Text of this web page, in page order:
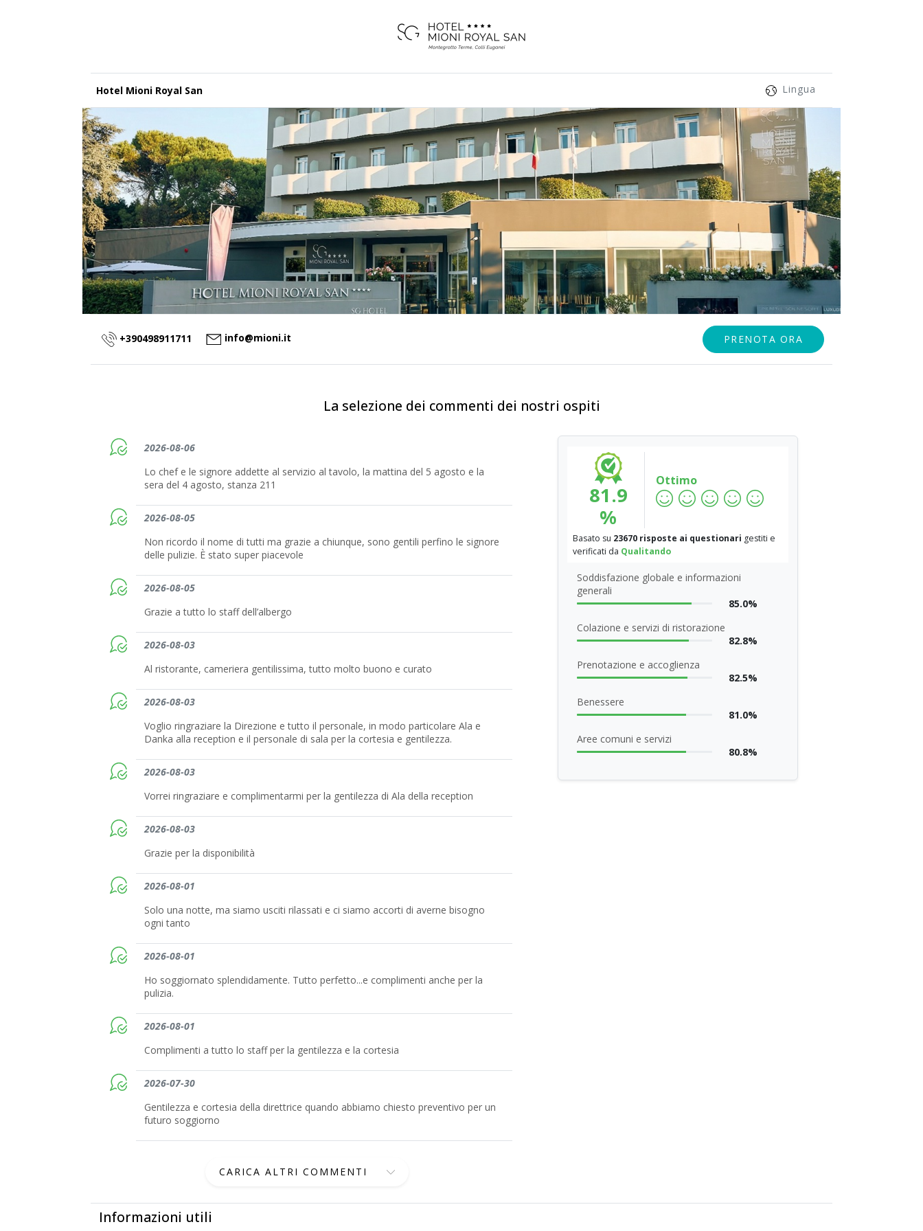
Hotel Mioni Royal San Lingua
+390498911711 info@mioni.it PRENOTA ORA
La selezione dei commenti dei nostri ospiti
2026-08-06
Lo chef e le signore addette al servizio al tavolo, la mattina del 5 agosto e la
sera del 4 agosto, stanza 211
2026-08-05
Non ricordo il nome di tutti ma grazie a chiunque, sono gentili perfino le signore
delle pulizie. È stato super piacevole
2026-08-05
Grazie a tutto lo staff dell’albergo
2026-08-03
Al ristorante, cameriera gentilissima, tutto molto buono e curato
2026-08-03
Voglio ringraziare la Direzione e tutto il personale, in modo particolare Ala e
Danka alla reception e il personale di sala per la cortesia e gentilezza.
2026-08-03
Vorrei ringraziare e complimentarmi per la gentilezza di Ala della reception
2026-08-03
Grazie per la disponibilità
2026-08-01
Solo una notte, ma siamo usciti rilassati e ci siamo accorti di averne bisogno
ogni tanto
2026-08-01
Ho soggiornato splendidamente. Tutto perfetto...e complimenti anche per la
pulizia.
2026-08-01
Complimenti a tutto lo staff per la gentilezza e la cortesia
2026-07-30
Gentilezza e cortesia della direttrice quando abbiamo chiesto preventivo per un
futuro soggiorno
CARICA ALTRI COMMENTI
81.9
%
Ottimo
Basato su 23670 risposte ai questionari gestiti e
verificati da Qualitando
Soddisfazione globale e informazioni
generali
85.0%
Colazione e servizi di ristorazione
82.8%
Prenotazione e accoglienza
82.5%
Benessere
81.0%
Aree comuni e servizi
80.8%
Informazioni utili